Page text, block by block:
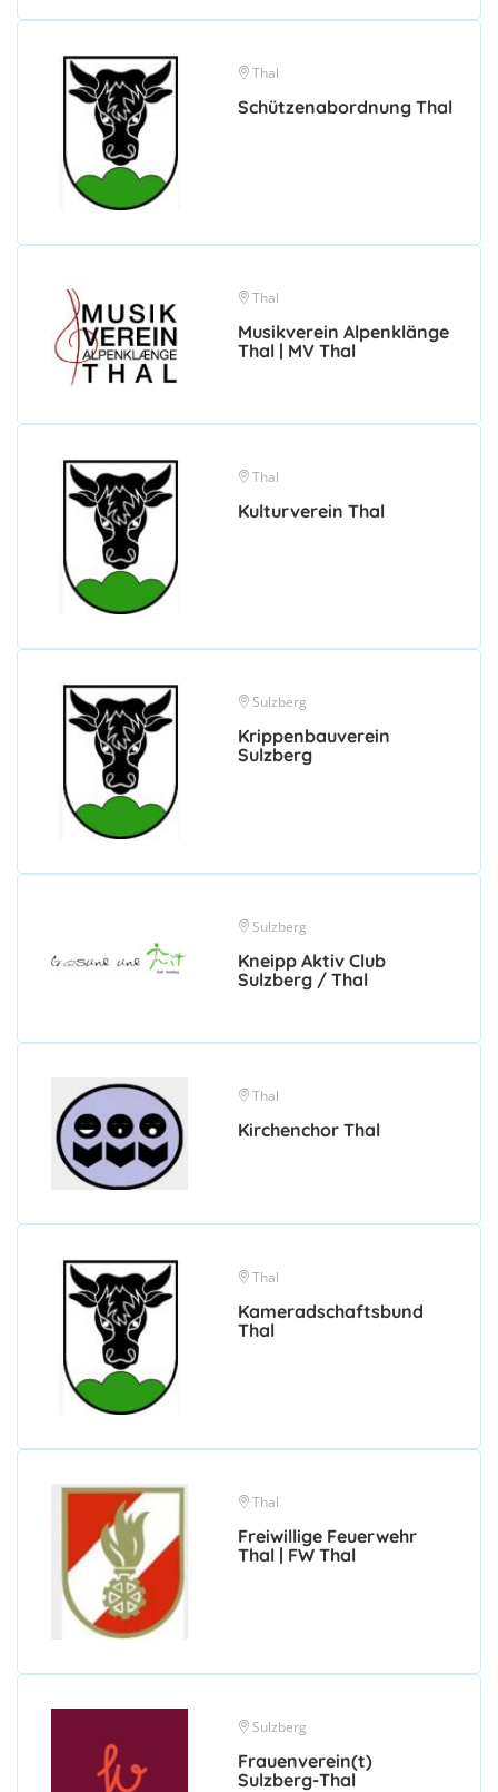
Thal
Schützenabordnung Thal
Thal
Musikverein Alpenklänge
Thal | MV Thal
Thal
Kulturverein Thal
Sulzberg
Krippenbauverein
Sulzberg
Sulzberg
Kneipp Aktiv Club
Sulzberg / Thal
Thal
Kirchenchor Thal
Thal
Kameradschaftsbund
Thal
Thal
Freiwillige Feuerwehr
Thal | FW Thal
Sulzberg
Frauenverein(t)
Sulzberg-Thal